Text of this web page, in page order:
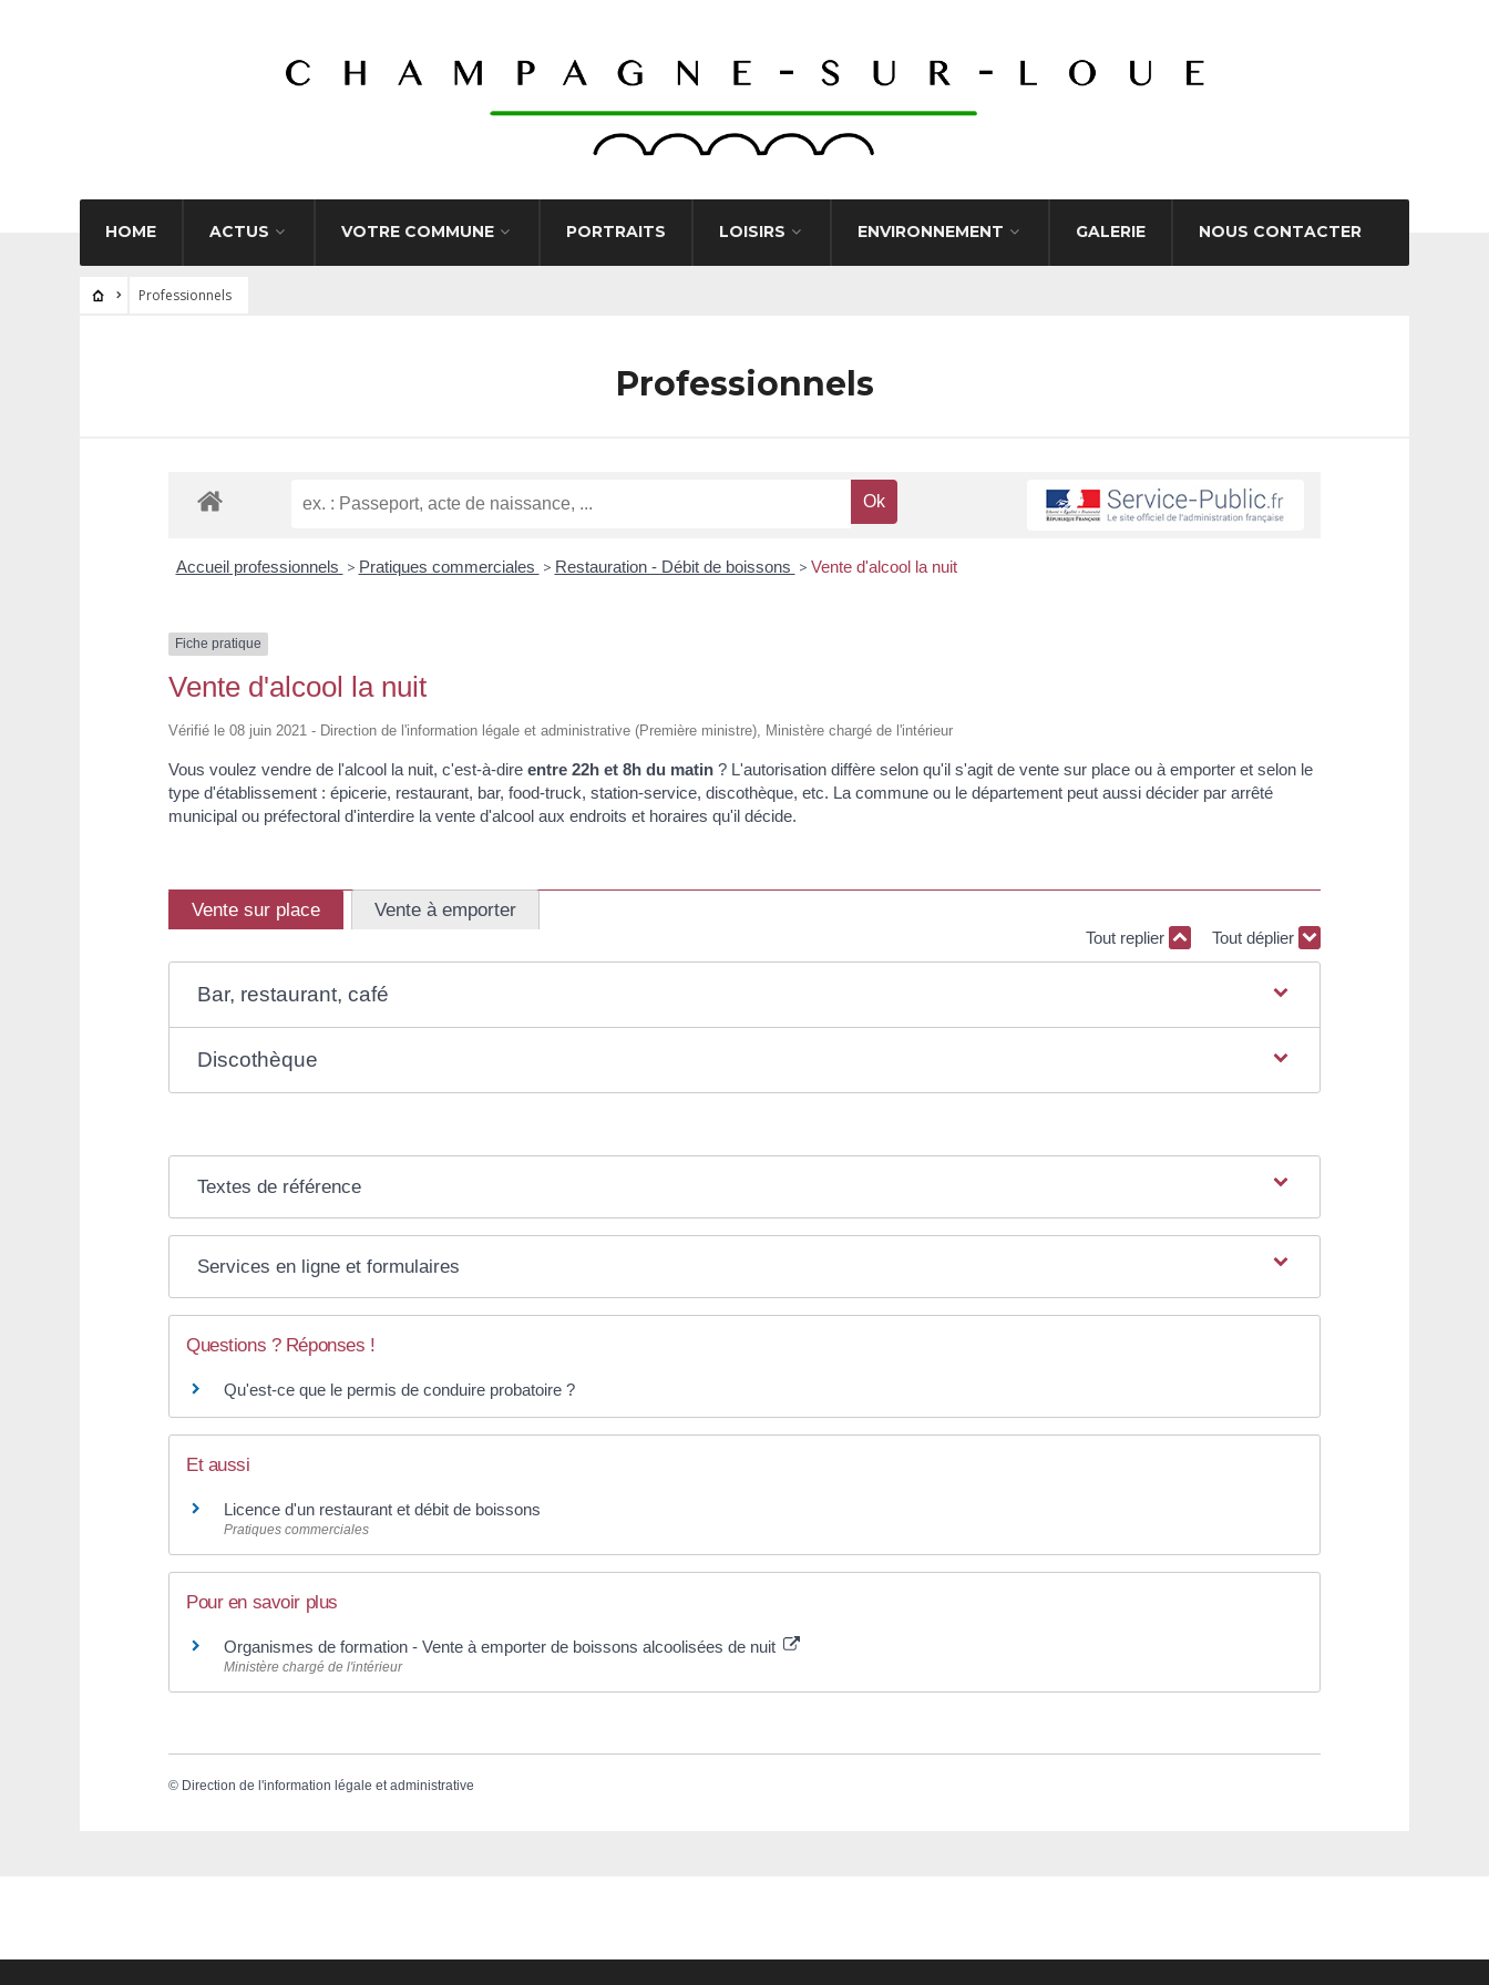
HOME ACTUS VOTRE COMMUNE PORTRAITS LOISIRS ENVIRONNEMENT GALERIE NOUS CONTACTER
Professionnels
Professionnels
Accueil professionnels > Pratiques commerciales > Restauration - Débit de boissons > Vente d'alcool la nuit
Fiche pratique
Vente d'alcool la nuit
Vérifié le 08 juin 2021 - Direction de l'information légale et administrative (Première ministre), Ministère chargé de l'intérieur
Vous voulez vendre de l'alcool la nuit, c'est-à-dire entre 22h et 8h du matin ? L'autorisation diffère selon qu'il s'agit de vente sur place ou à emporter et selon le
type d'établissement : épicerie, restaurant, bar, food-truck, station-service, discothèque, etc. La commune ou le département peut aussi décider par arrêté
municipal ou préfectoral d'interdire la vente d'alcool aux endroits et horaires qu'il décide.
Vente sur place Vente à emporter
Tout replier Tout déplier
Bar, restaurant, café
Discothèque
Textes de référence
Services en ligne et formulaires
Questions ? Réponses !
Qu'est-ce que le permis de conduire probatoire ?
Et aussi
Licence d'un restaurant et débit de boissons
Pratiques commerciales
Pour en savoir plus
Organismes de formation - Vente à emporter de boissons alcoolisées de nuit
Ministère chargé de l'intérieur
© Direction de l'information légale et administrative